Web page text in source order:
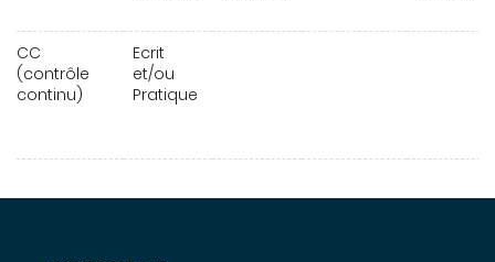
CC
(contrôle
continu)
Ecrit
et/ou
Pratique